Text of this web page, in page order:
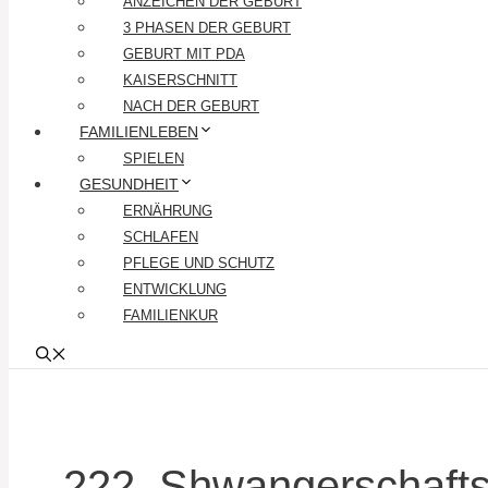
3 PHASEN DER GEBURT
GEBURT MIT PDA
KAISERSCHNITT
NACH DER GEBURT
FAMILIENLEBEN
SPIELEN
GESUNDHEIT
ERNÄHRUNG
SCHLAFEN
PFLEGE UND SCHUTZ
ENTWICKLUNG
FAMILIENKUR